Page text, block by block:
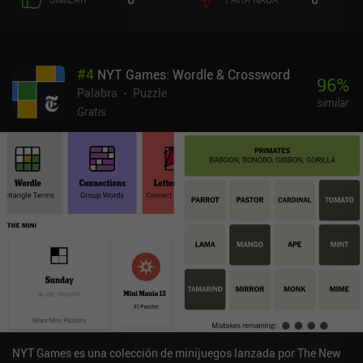
inferior muestra una rueda de seis letras aleatorias que debemos
alcanzar toda la comida. En algunos niveles, incluso tenemos que
recoger una llave para acceder a zonas bloqueadas. Actualmente
hay la asombrosa cifra de 500 niveles, y se prometen más en el
superar los niveles, formar palabras de más de cuatro letras sigue
siendo deseable, ya que nos otorgan monedas con las que
desbloquear nuevos personajes cosméticos. Sin embargo, no se
puede volver a jugar ningún nivel para conseguir monedas.
entre niveles, y anuncios incentivados por una pista que revela la
palabra más larga posible del nivel. Los anuncios pueden
eliminarse por completo por 5,99 dólares. Es un juego que se
diferencia eficazmente de la abundancia de juegos de palabras en
el móvil mediante la introducción de un gancho fresco que estoy
seguro de que muchos fans del género disfrutarán.
#4 NYT Games: Wordle & Crossword
Palabra
Puzzle
Gratis
96%
similar
NYT Games es una colección de minijuegos lanzada por The New